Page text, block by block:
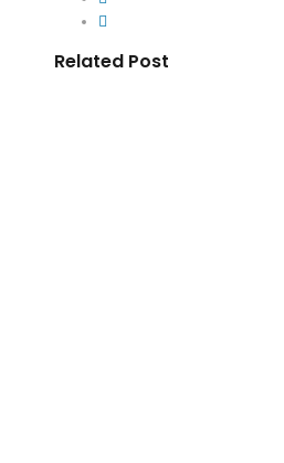
Related Post